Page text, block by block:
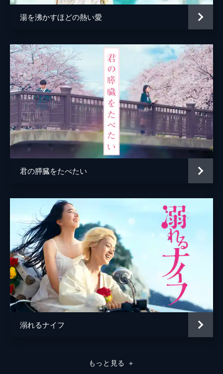
竹原直樹 成田凌
片寄涼太
南出凌嘉
植原星空
稲垣来泉
中野翠咲
小倉一郎
吉岡睦雄
高橋里恩
声の出演 古舘伊知郎
監督
脚本
音楽 亀田誠治
湯を沸かすほどの熱い愛
君の膵臓をたべたい
溺れるナイフ
もっと見る ＋